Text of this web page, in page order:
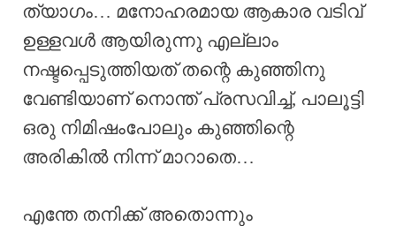
ത്യാഗം… മനോഹരമായ ആകാര വടിവ്
ഉള്ളവൾ ആയിരുന്നു എല്ലാം
നഷ്ടപ്പെടുത്തിയത് തന്റെ കുഞ്ഞിനു
വേണ്ടിയാണ് നൊന്ത് പ്രസവിച്ച്, പാലൂട്ടി
ഒരു നിമിഷംപോലും കുഞ്ഞിന്റെ
അരികിൽ നിന്ന് മാറാതെ…
എന്തേ തനിക്ക് അതൊന്നും